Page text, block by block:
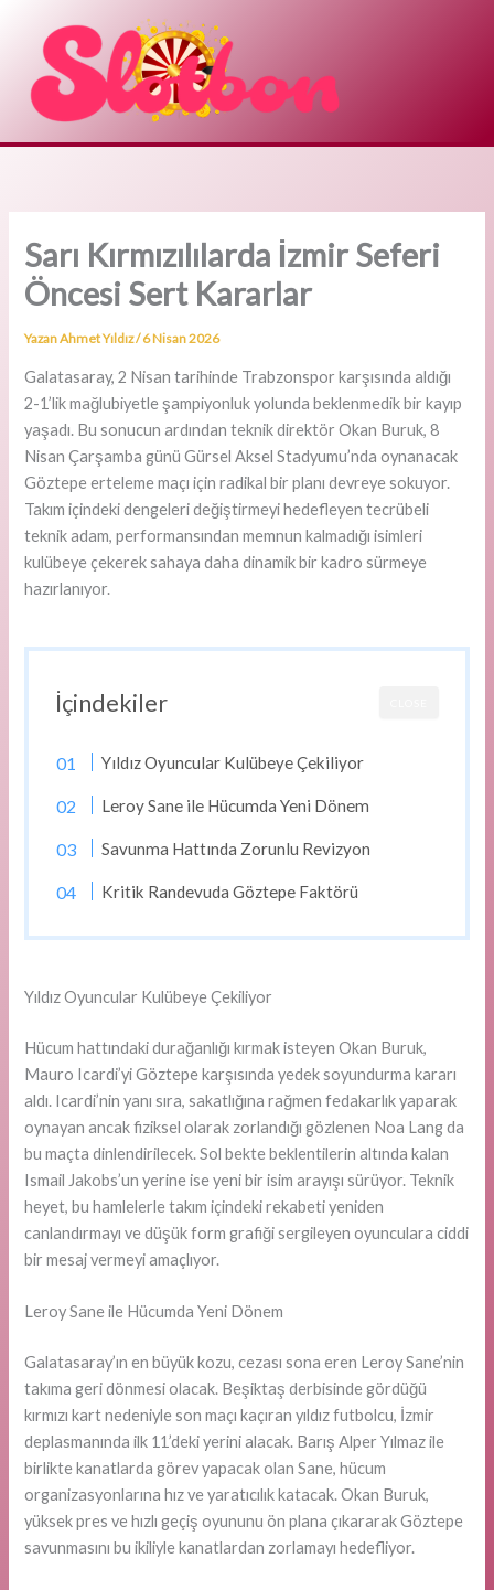
Sarı Kırmızılılarda İzmir Seferi
Öncesi Sert Kararlar
YazanAhmet Yıldız/6 Nisan 2026
Galatasaray, 2 Nisan tarihinde Trabzonspor karşısında aldığı
2-1’lik mağlubiyetle şampiyonluk yolunda beklenmedik bir kayıp
yaşadı. Bu sonucun ardından teknik direktör Okan Buruk, 8
Nisan Çarşamba günü Gürsel Aksel Stadyumu’nda oynanacak
Göztepe erteleme maçı için radikal bir planı devreye sokuyor.
Takım içindeki dengeleri değiştirmeyi hedefleyen tecrübeli
teknik adam, performansından memnun kalmadığı isimleri
kulübeye çekerek sahaya daha dinamik bir kadro sürmeye
hazırlanıyor.
İçindekiler
Yıldız Oyuncular Kulübeye Çekiliyor
Leroy Sane ile Hücumda Yeni Dönem
Savunma Hattında Zorunlu Revizyon
Kritik Randevuda Göztepe Faktörü
Yıldız Oyuncular Kulübeye Çekiliyor
Hücum hattındaki durağanlığı kırmak isteyen Okan Buruk,
Mauro Icardi’yi Göztepe karşısında yedek soyundurma kararı
aldı. Icardi’nin yanı sıra, sakatlığına rağmen fedakarlık yaparak
oynayan ancak fiziksel olarak zorlandığı gözlenen Noa Lang da
bu maçta dinlendirilecek. Sol bekte beklentilerin altında kalan
Ismail Jakobs’un yerine ise yeni bir isim arayışı sürüyor. Teknik
heyet, bu hamlelerle takım içindeki rekabeti yeniden
canlandırmayı ve düşük form grafiği sergileyen oyunculara ciddi
bir mesaj vermeyi amaçlıyor.
Leroy Sane ile Hücumda Yeni Dönem
Galatasaray’ın en büyük kozu, cezası sona eren Leroy Sane’nin
takıma geri dönmesi olacak. Beşiktaş derbisinde gördüğü
kırmızı kart nedeniyle son maçı kaçıran yıldız futbolcu, İzmir
deplasmanında ilk 11’deki yerini alacak. Barış Alper Yılmaz ile
birlikte kanatlarda görev yapacak olan Sane, hücum
organizasyonlarına hız ve yaratıcılık katacak. Okan Buruk,
yüksek pres ve hızlı geçiş oyununu ön plana çıkararak Göztepe
savunmasını bu ikiliyle kanatlardan zorlamayı hedefliyor.